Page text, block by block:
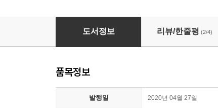
구글 클래스룸 수업 레시피
도서정보 리뷰/한줄평 (2/4)
품목정보
발행일 2020년 04월 27일